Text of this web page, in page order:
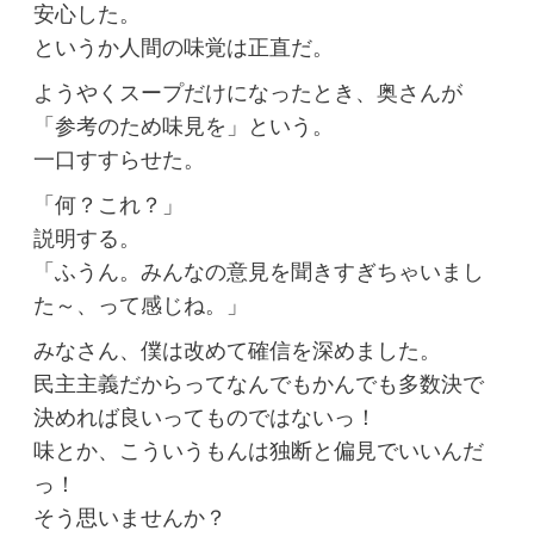
安心した。
というか人間の味覚は正直だ。
ようやくスープだけになったとき、奥さんが
「参考のため味見を」という。
一口すすらせた。
「何？これ？」
説明する。
「ふうん。みんなの意見を聞きすぎちゃいまし
た～、って感じね。」
みなさん、僕は改めて確信を深めました。
民主主義だからってなんでもかんでも多数決で
決めれば良いってものではないっ！
味とか、こういうもんは独断と偏見でいいんだ
っ！
そう思いませんか？